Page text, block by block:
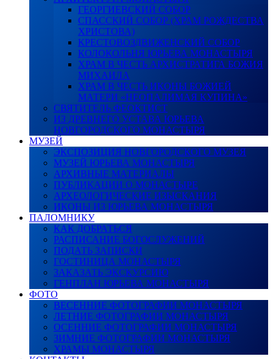
ГЕОРГИЕВСКИЙ СОБОР
СПАССКИЙ СОБОР (ХРАМ РОЖДЕСТВА
ХРИСТОВА)
КРЕСТОВОЗДВИЖЕНСКИЙ СОБОР
КОЛОКОЛЬНЯ ЮРЬЕВА МОНАСТЫРЯ
ХРАМ В ЧЕСТЬ АРХИСТРАТИГА БОЖИЯ
МИХАИЛА
ХРАМ В ЧЕСТЬ ИКОНЫ БОЖИЕЙ
МАТЕРИ «НЕОПАЛИМАЯ КУПИНА»
СВЯТИТЕЛЬ ФЕОКТИСТ
ИЗ ДРЕВНЕГО УСТАВА ЮРЬЕВА
НОВГОРОДСКОГО МОНАСТЫРЯ
МУЗЕЙ
ЭКСПОЗИЦИЯ НОВГОРОДСКОГО МУЗЕЯ
МУЗЕЙ ЮРЬЕВА МОНАСТЫРЯ
АРХИВНЫЕ МАТЕРИАЛЫ
ПУБЛИКАЦИИ О МОНАСТЫРЕ
АРХЕОЛОГИЧЕСКИЕ ИЗЫСКАНИЯ
ИКОНЫ ИЗ ЮРЬЕВА МОНАСТЫРЯ
ПАЛОМНИКУ
КАК ДОБРАТЬСЯ
РАСПИСАНИЕ БОГОСЛУЖЕНИЙ
ПОДАТЬ ЗАПИСКИ
ГОСТИНИЦА МОНАСТЫРЯ
ЗАКАЗАТЬ ЭКСКУРСИЮ
ГЕНПЛАН ЮРЬЕВА МОНАСТЫРЯ
ФОТО
ВЕСЕННИЕ ФОТОГРАФИИ МОНАСТЫРЯ
ЛЕТНИЕ ФОТОГРАФИИ МОНАСТЫРЯ
ОСЕННИЕ ФОТОГРАФИИ МОНАСТЫРЯ
ЗИМНИЕ ФОТОГРАФИИ МОНАСТЫРЯ
ХРАМЫ МОНАСТЫРЯ